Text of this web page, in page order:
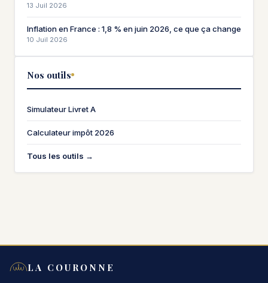
13 Juil 2026
Inflation en France : 1,8 % en juin 2026, ce que ça change
10 Juil 2026
Nos outils
Simulateur Livret A
Calculateur impôt 2026
Tous les outils →
LA COURONNE